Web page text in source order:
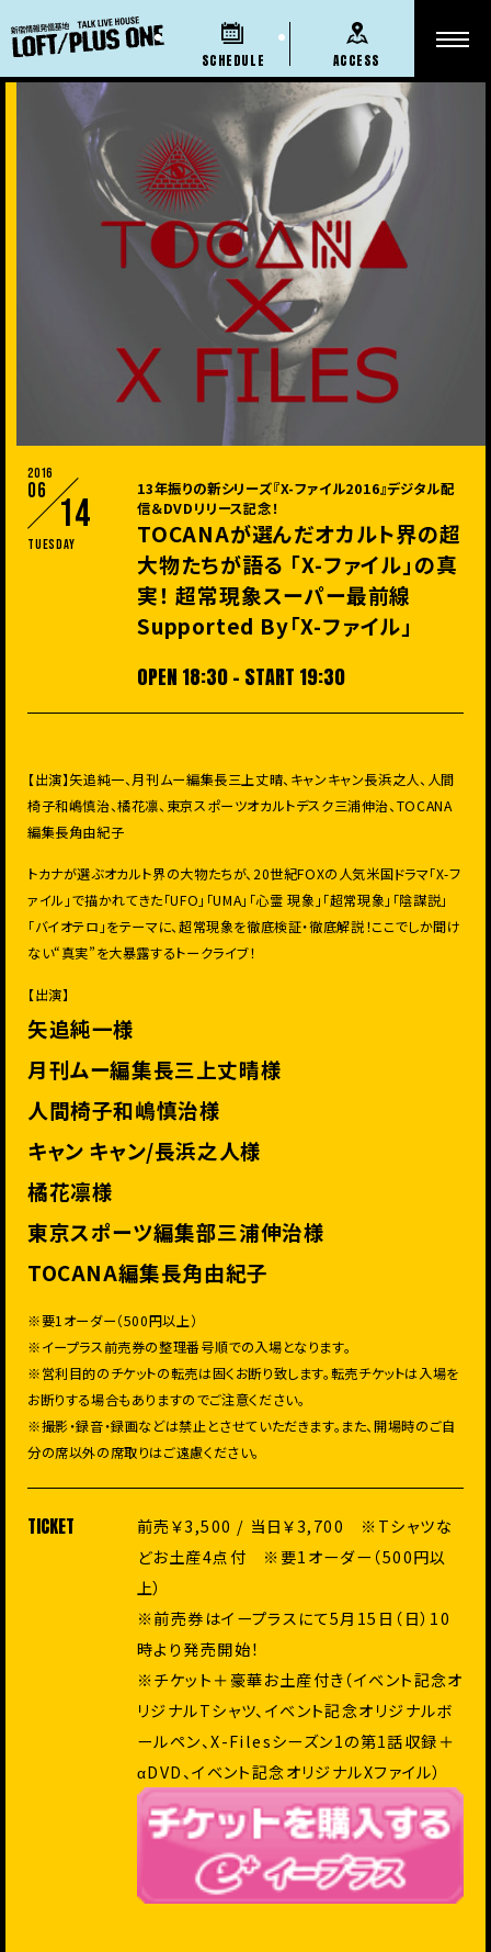
SCHEDULE ACCESS
2016
06
14
Tuesday
13年振りの新シリーズ『X-ファイル2016』デジタル配
信＆DVDリリース記念！
TOCANAが選んだオカルト界の超
大物たちが語る 「X-ファイル」の真
実！ 超常現象スーパー最前線
Supported By「X-ファイル」
OPEN 18:30 - START 19:30
【出演】矢追純一、月刊ムー編集長三上丈晴、キャンキャン長浜之人、人間
椅子和嶋慎治、橘花凛、東京スポーツオカルトデスク三浦伸治、TOCANA
編集長角由紀子
トカナが選ぶオカルト界の大物たちが、20世紀FOXの人気米国ドラマ「X-フ
ァイル」で描かれてきた「UFO」「UMA」「心霊 現象」「超常現象」「陰謀説」
「バイオテロ」をテーマに、超常現象を徹底検証・徹底解説！ここでしか聞け
ない“真実”を大暴露するトークライブ！
【出演】
矢追純一様
月刊ムー編集長三上丈晴様
人間椅子和嶋慎治様
キャン キャン/長浜之人様
橘花凛様
東京スポーツ編集部三浦伸治様
TOCANA編集長角由紀子
※要1オーダー（500円以上）
※イープラス前売券の整理番号順での入場となります。
※営利目的のチケットの転売は固くお断り致します。転売チケットは入場を
お断りする場合もありますのでご注意ください。
※撮影・録音・録画などは禁止とさせていただきます。また、開場時のご自
分の席以外の席取りはご遠慮ください。
TICKET
前売￥3,500 / 当日￥3,700 ※Tシャツな
どお土産4点付 ※要1オーダー（500円以
上）
※前売券はイープラスにて5月15日（日）10
時より発売開始！
※チケット＋豪華お土産付き（イベント記念オ
リジナルTシャツ、 イベント記念オリジナルボ
ールペン、X-Filesシーズン1の第1話収録＋
αDVD、イベント記念オリジナルXファイル）